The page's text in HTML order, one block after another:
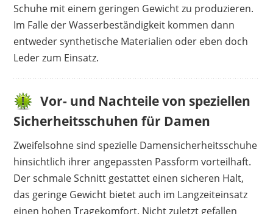
Schuhe mit einem geringen Gewicht zu produzieren.
Im Falle der Wasserbeständigkeit kommen dann
entweder synthetische Materialien oder eben doch
Leder zum Einsatz.
Vor- und Nachteile von speziellen
Sicherheitsschuhen für Damen
Zweifelsohne sind spezielle Damensicherheitsschuhe
hinsichtlich ihrer angepassten Passform vorteilhaft.
Der schmale Schnitt gestattet einen sicheren Halt,
das geringe Gewicht bietet auch im Langzeiteinsatz
einen hohen Tragekomfort. Nicht zuletzt gefallen